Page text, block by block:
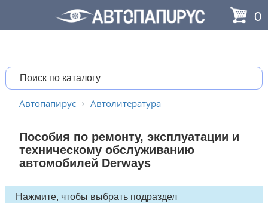
0
Автопапирус Автолитература
Пособия по ремонту, эксплуатации и
техническому обслуживанию
автомобилей Derways